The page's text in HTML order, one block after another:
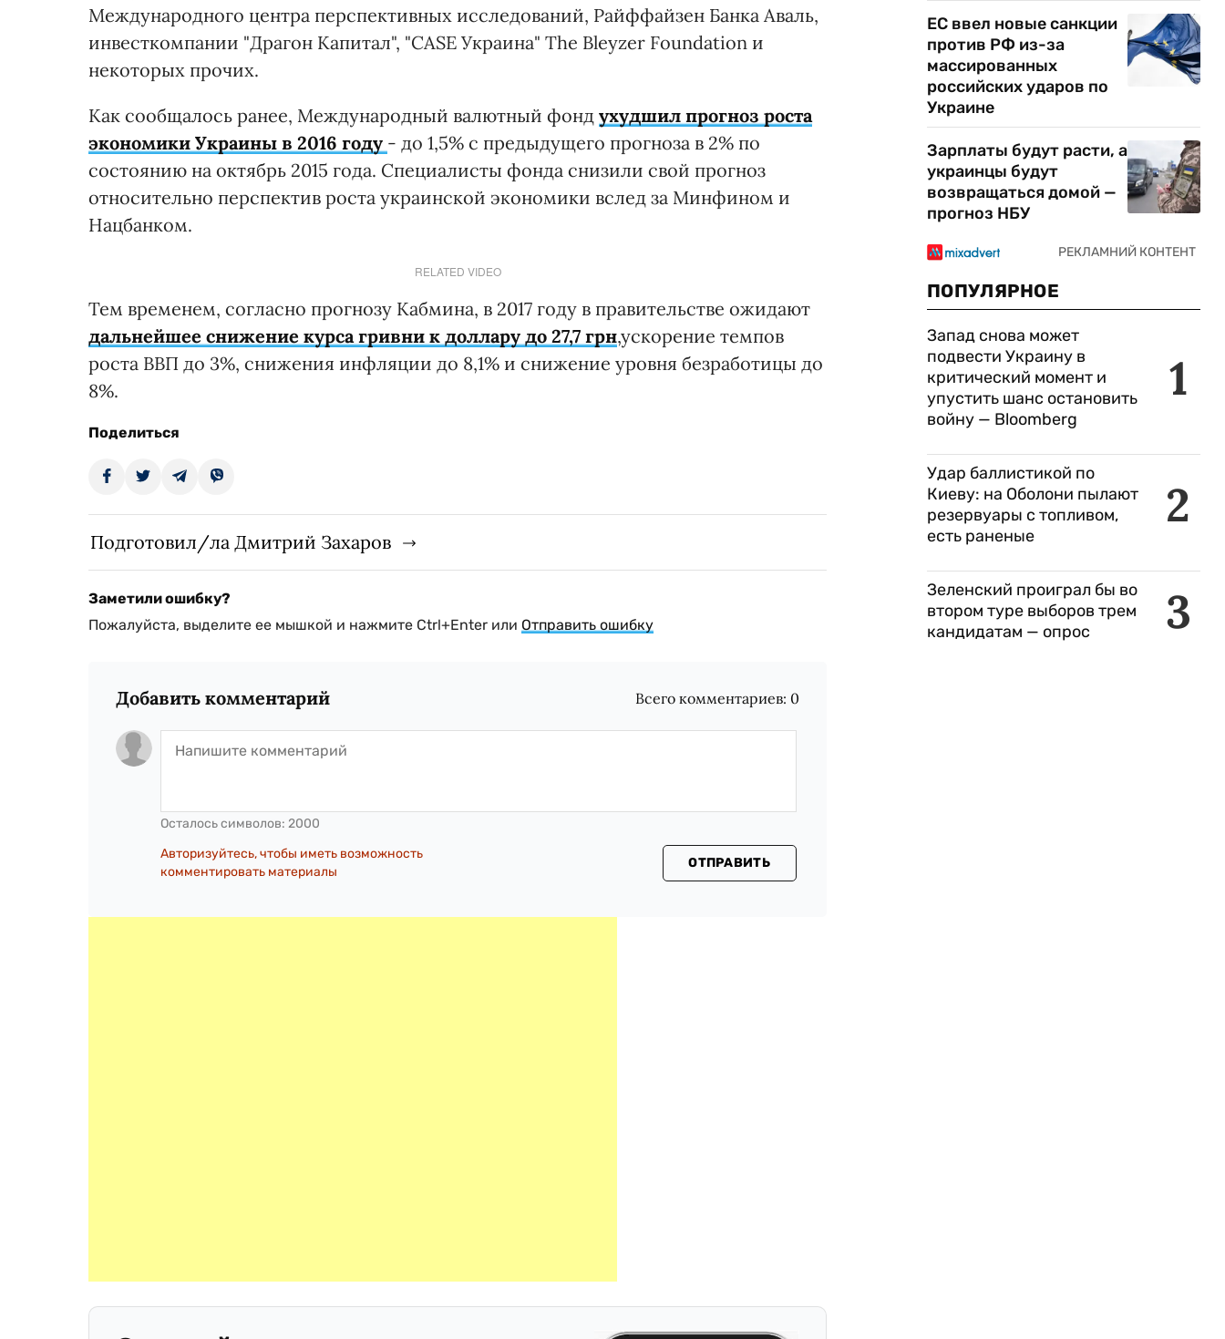
Международного центра перспективных исследований, Райффайзен Банка Аваль,
инвесткомпании "Драгон Капитал", "CASE Украина" The Bleyzer Foundation и
некоторых прочих.
Как сообщалось ранее, Международный валютный фонд ухудшил прогноз роста
экономики Украины в 2016 году - до 1,5% с предыдущего прогноза в 2% по
состоянию на октябрь 2015 года. Специалисты фонда снизили свой прогноз
относительно перспектив роста украинской экономики вслед за Минфином и
Нацбанком.
RELATED VIDEO
Тем временем, согласно прогнозу Кабмина, в 2017 году в правительстве ожидают
дальнейшее снижение курса гривни к доллару до 27,7 грн,ускорение темпов
роста ВВП до 3%, снижения инфляции до 8,1% и снижение уровня безработицы до
8%.
Поделиться
Подготовил/ла Дмитрий Захаров
Заметили ошибку?
Пожалуйста, выделите ее мышкой и нажмите Ctrl+Enter или Отправить ошибку
Добавить комментарий Всего комментариев: 0
Осталось символов: 2000
Авторизуйтесь, чтобы иметь возможность
комментировать материалы
ОТПРАВИТЬ
ЕС ввел новые санкции
против РФ из-за
массированных
российских ударов по
Украине
Зарплаты будут расти, а
украинцы будут
возвращаться домой —
прогноз НБУ
ПОПУЛЯРНОЕ
1
Запад снова может
подвести Украину в
критический момент и
упустить шанс остановить
войну — Bloomberg
2
Удар баллистикой по
Киеву: на Оболони пылают
резервуары с топливом,
есть раненые
3
Зеленский проиграл бы во
втором туре выборов трем
кандидатам — опрос